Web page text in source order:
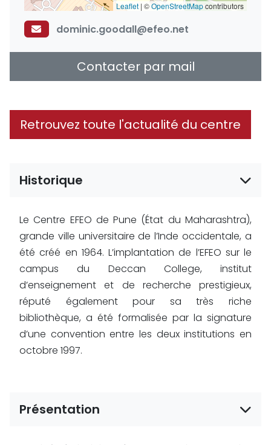
Retrouvez toute l'actualité du centre
Historique
Le Centre EFEO de Pune (État du Maharashtra),
grande ville universitaire de l’Inde occidentale, a
été créé en 1964. L’implantation de l’EFEO sur le
campus du Deccan College, institut
d’enseignement et de recherche prestigieux,
réputé également pour sa très riche
bibliothèque, a été formalisée par la signature
d’une convention entre les deux institutions en
octobre 1997.
Présentation
Leaflet | ©OpenStreetMapcontributors
dominic.goodall@efeo.net
Contacter par mail